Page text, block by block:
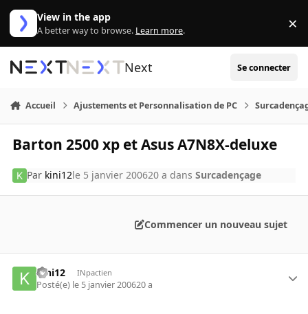
Aller au contenu
View in the app
A better way to browse. Learn more. ×
Next Se connecter
Accueil Ajustements et Personnalisation de PC
Barton 2500 xp et Asus A7N8X-deluxe
Par kini12le 5 janvier 200620 a dansSurcadençage
Commencer un nouveau sujet
kini12 INpactien
Posté(e) le 5 janvier 200620 a